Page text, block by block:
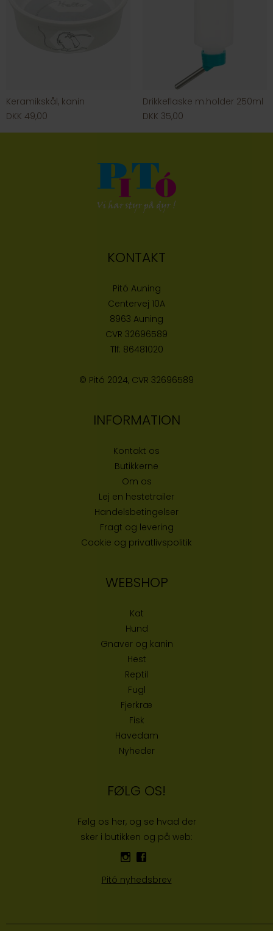
Keramikskål, kanin
DKK 49,00
Drikkeflaske m.holder 250ml
DKK 35,00
KONTAKT
Pitó Auning
Centervej 10A
8963 Auning
CVR 32696589
Tlf: 86481020
© Pitó 2024, CVR 32696589
INFORMATION
Kontakt os
Butikkerne
Om os
Lej en hestetrailer
Handelsbetingelser
Fragt og levering
Cookie og privatlivspolitik
WEBSHOP
Kat
Hund
Gnaver og kanin
Hest
Reptil
Fugl
Fjerkræ
Fisk
Havedam
Nyheder
FØLG OS!
Følg os her, og se hvad der
sker i butikken og på web:
Pitó nyhedsbrev